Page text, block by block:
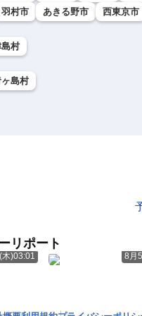
羽村市 あきる野市 西東京市
村
島村
リポート
)03:01 8月